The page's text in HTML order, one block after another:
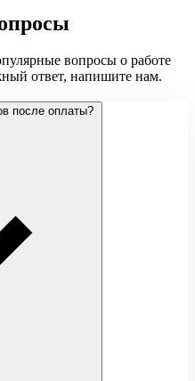
вопросы о работе
ответ, напишите нам.
после оплаты?